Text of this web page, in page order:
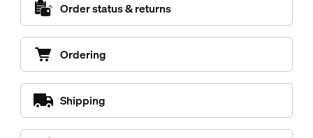
Order status & returns
Ordering
Shipping